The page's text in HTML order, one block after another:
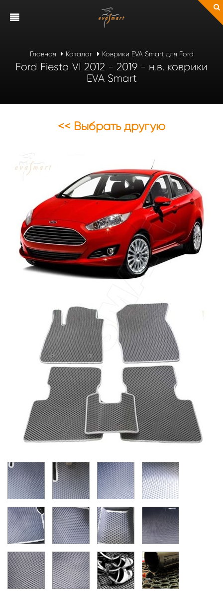
Главная Каталог Коврики EVA Smart для Ford
Ford Fiesta VI 2012 - 2019 - н.в. коврики
EVA Smart
<< Выбрать другую